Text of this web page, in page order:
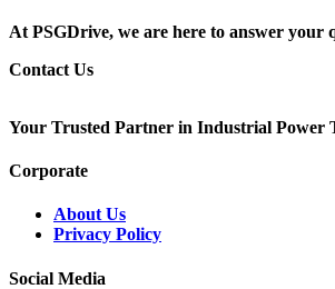
At PSGDrive, we are here to answer your
Contact Us
Your Trusted Partner in Industrial Power
Corporate
About Us
Privacy Policy
Social Media